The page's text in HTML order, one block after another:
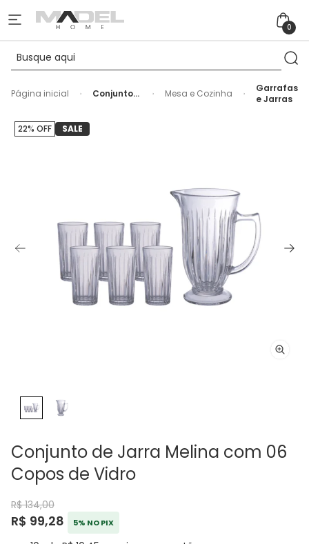
0
Página inicial
Conjunto
Mesa e Cozinha
Garrafas
e Jarras
Conjunto de Jarra Melina com 06
Copos de Vidro
R$ 134,00
R$ 99,28 5% NO PIX
22% OFF SALE